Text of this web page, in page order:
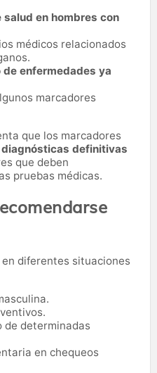
en hombres con
médicos relacionados
enfermedades ya
marcadores
que los marcadores
diagnósticas definitivas
que deben
pruebas médicas.
diferentes situaciones
de determinadas
en chequeos